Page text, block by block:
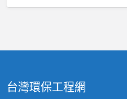
台灣環保工程網